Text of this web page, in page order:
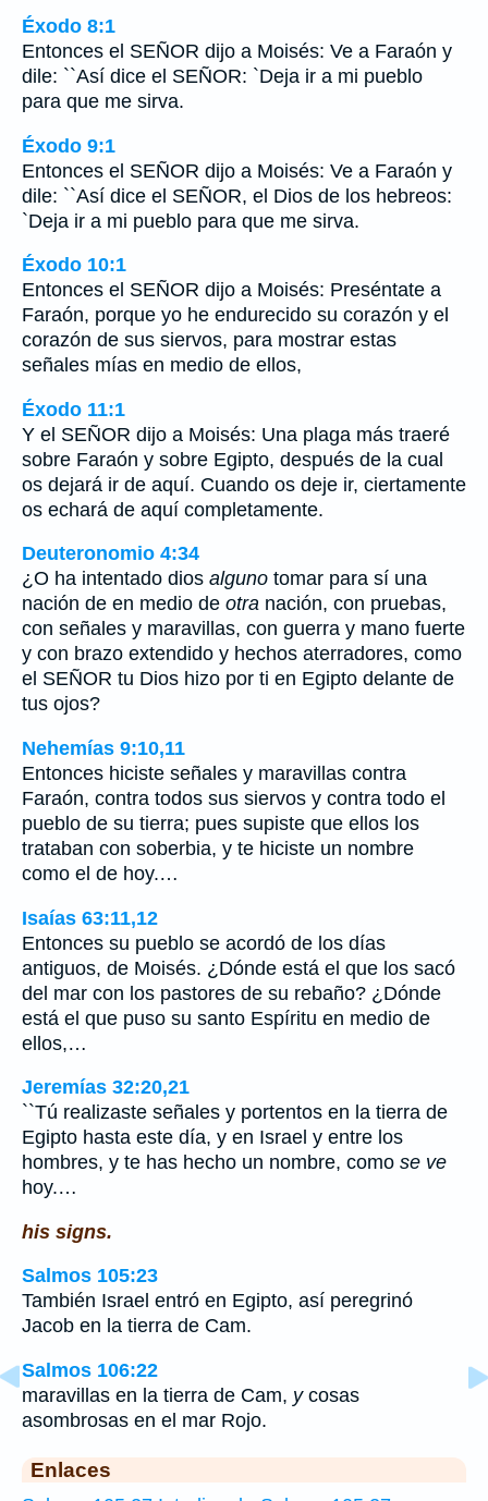
Éxodo 8:1
Entonces el SEÑOR dijo a Moisés: Ve a Faraón y
dile: ``Así dice el SEÑOR: `Deja ir a mi pueblo
para que me sirva.
Éxodo 9:1
Entonces el SEÑOR dijo a Moisés: Ve a Faraón y
dile: ``Así dice el SEÑOR, el Dios de los hebreos:
`Deja ir a mi pueblo para que me sirva.
Éxodo 10:1
Entonces el SEÑOR dijo a Moisés: Preséntate a
Faraón, porque yo he endurecido su corazón y el
corazón de sus siervos, para mostrar estas
señales mías en medio de ellos,
Éxodo 11:1
Y el SEÑOR dijo a Moisés: Una plaga más traeré
sobre Faraón y sobre Egipto, después de la cual
os dejará ir de aquí. Cuando os deje ir, ciertamente
os echará de aquí completamente.
Deuteronomio 4:34
¿O ha intentado dios alguno tomar para sí una
nación de en medio de otra nación, con pruebas,
con señales y maravillas, con guerra y mano fuerte
y con brazo extendido y hechos aterradores, como
el SEÑOR tu Dios hizo por ti en Egipto delante de
tus ojos?
Nehemías 9:10,11
Entonces hiciste señales y maravillas contra
Faraón, contra todos sus siervos y contra todo el
pueblo de su tierra; pues supiste que ellos los
trataban con soberbia, y te hiciste un nombre
como el de hoy.…
Isaías 63:11,12
Entonces su pueblo se acordó de los días
antiguos, de Moisés. ¿Dónde está el que los sacó
del mar con los pastores de su rebaño? ¿Dónde
está el que puso su santo Espíritu en medio de
ellos,…
Jeremías 32:20,21
``Tú realizaste señales y portentos en la tierra de
Egipto hasta este día, y en Israel y entre los
hombres, y te has hecho un nombre, como se ve
hoy.…
his signs.
Salmos 105:23
También Israel entró en Egipto, así peregrinó
Jacob en la tierra de Cam.
Salmos 106:22
maravillas en la tierra de Cam, ycosas
asombrosas en el mar Rojo.
Enlaces